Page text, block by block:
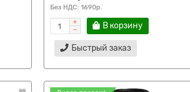
Без НДС: 1690р.
В корзину
Быстрый заказ